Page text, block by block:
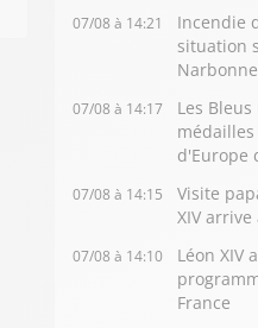
07/08 à 14:21
Incendie
situation
Narbonne
07/08 à 14:17
Les
d'Europe
07/08 à 14:15
Visite
XIV arrive
07/08 à 14:10
Léon XIV
France